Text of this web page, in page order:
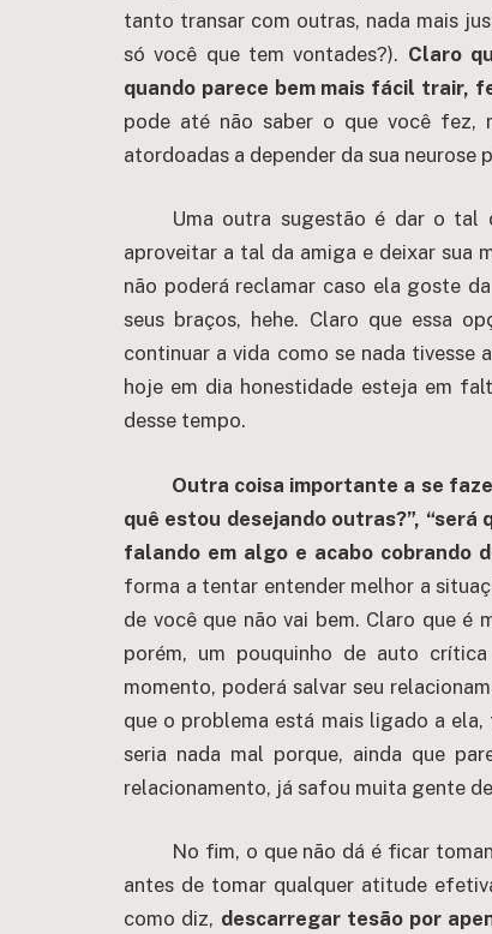
tanto transar com outras, nada mais
só você que tem vontades?). Claro
quando parece bem mais fácil trair,
pode até não saber o que você fez,
atordoadas a depender da sua neurose
Uma outra sugestão é dar o tal
aproveitar a tal da amiga e deixar sua
não poderá reclamar caso ela goste
seus braços, hehe. Claro que essa
continuar a vida como se nada tivesse
hoje em dia honestidade esteja em
desse tempo.
Outra coisa importante a se
quê estou desejando outras?”,
falando em algo e acabo cobrando
forma a tentar entender melhor a
de você que não vai bem. Claro que é
porém, um pouquinho de auto
momento, poderá salvar seu
que o problema está mais ligado a
seria nada mal porque, ainda que
relacionamento, já safou muita gente
No fim, o que não dá é ficar
antes de tomar qualquer atitude
como diz, descarregar tesão por